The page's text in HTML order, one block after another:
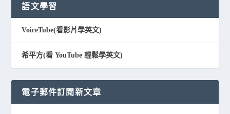
語文學習
VoiceTube(看影片學英文)
希平方(看 YouTube 輕鬆學英文)
電子郵件訂閱新文章